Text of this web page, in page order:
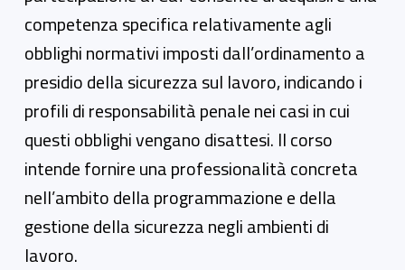
competenza specifica relativamente agli
obblighi normativi imposti dall’ordinamento a
presidio della sicurezza sul lavoro, indicando i
profili di responsabilità penale nei casi in cui
questi obblighi vengano disattesi. Il corso
intende fornire una professionalità concreta
nell’ambito della programmazione e della
gestione della sicurezza negli ambienti di
lavoro.